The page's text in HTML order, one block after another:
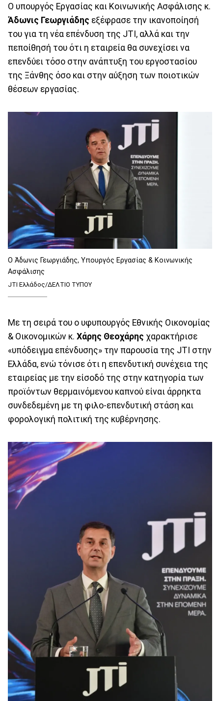
Ο υπουργός Εργασίας και Κοινωνικής Ασφάλισης κ.
Άδωνις Γεωργιάδης εξέφρασε την ικανοποίησή
του για τη νέα επένδυση της JTI, αλλά και την
πεποίθησή του ότι η εταιρεία θα συνεχίσει να
επενδύει τόσο στην ανάπτυξη του εργοστασίου
της Ξάνθης όσο και στην αύξηση των ποιοτικών
θέσεων εργασίας.
Ο Άδωνις Γεωργιάδης, Υπουργός Εργασίας & Κοινωνικής
Ασφάλισης
JTI Ελλάδος/ΔΕΛΤΙΟ ΤΥΠΟΥ
Με τη σειρά του ο υφυπουργός Εθνικής Οικονομίας
& Οικονομικών κ. Χάρης Θεοχάρης χαρακτήρισε
«υπόδειγμα επένδυσης» την παρουσία της JTI στην
Ελλάδα, ενώ τόνισε ότι η επενδυτική συνέχεια της
εταιρείας με την είσοδό της στην κατηγορία των
προϊόντων θερμαινόμενου καπνού είναι άρρηκτα
συνδεδεμένη με τη φιλο-επενδυτική στάση και
φορολογική πολιτική της κυβέρνησης.